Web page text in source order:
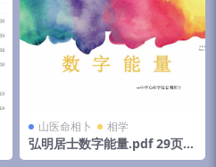
山医命相卜 相学
弘明居士数字能量.pdf 29页
百度云下载！